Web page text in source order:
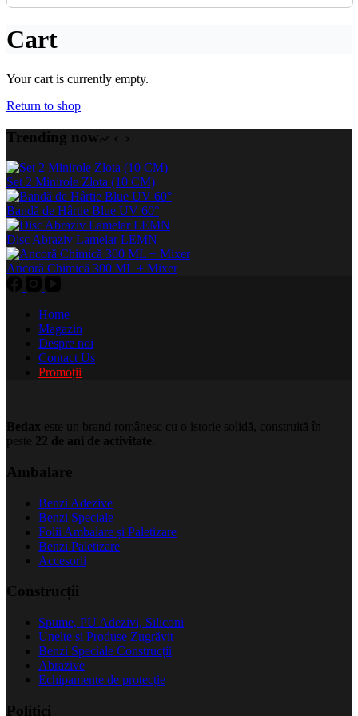
Cart
Your cart is currently empty.
Return to shop
Trending now
Set 2 Minirole Zlota (10 CM)
Bandă de Hârtie Blue UV 60°
Disc Abraziv Lamelar LEMN
Ancoră Chimică 300 ML + Mixer
Home
Magazin
Despre noi
Contact Us
Promoții
Bedax este un brand românesc cu o istorie solidă, construită în
peste 22 de ani de activitate
Ambalare
Benzi Adezive
Benzi Speciale
Folii Ambalare și Paletizare
Benzi Paletizare
Accesorii
Construcții
Spume, PU Adezivi, Siliconi
Unelte și Produse Zugrăvit
Benzi Speciale Construcții
Abrazive
Echipamente de protecție
Politici